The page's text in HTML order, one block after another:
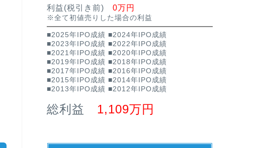
利益(税引き前) 0万円
※全て初値売りした場合の利益
■2025年IPO成績 ■2024年IPO成績
■2023年IPO成績 ■2022年IPO成績
■2021年IPO成績 ■2020年IPO成績
■2019年IPO成績 ■2018年IPO成績
■2017年IPO成績 ■2016年IPO成績
■2015年IPO成績 ■2014年IPO成績
■2013年IPO成績 ■2012年IPO成績
総利益 1,109万円